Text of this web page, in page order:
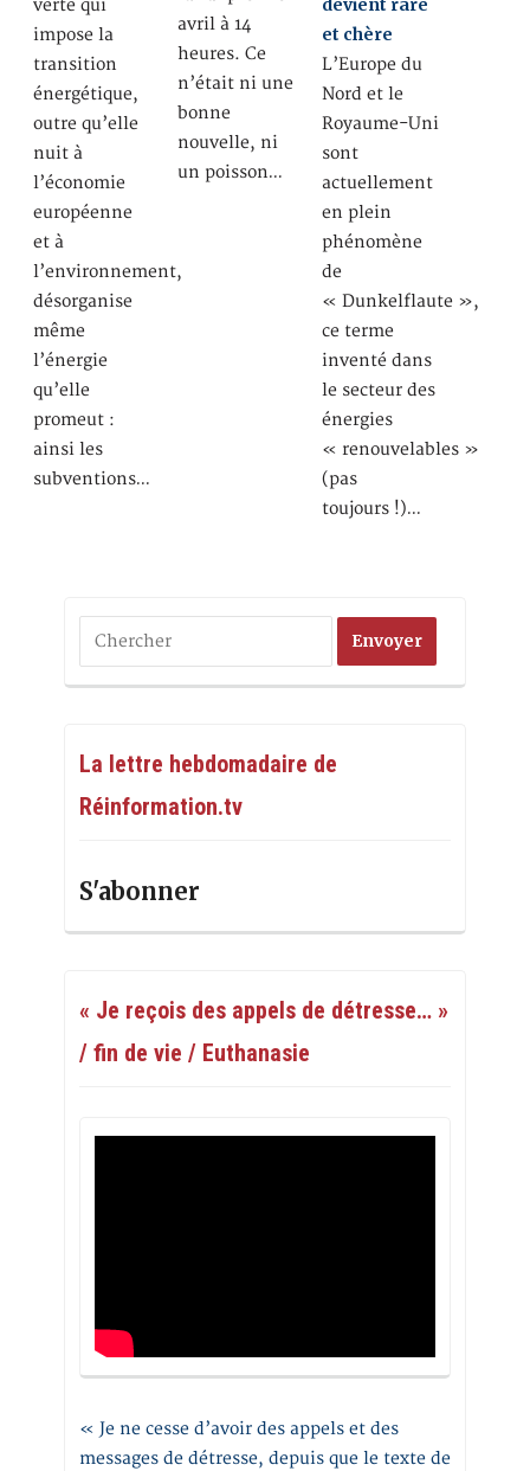
verte qui
impose la
transition
énergétique,
outre qu’elle
nuit à
l’économie
européenne
et à
l’environnement,
désorganise
même
l’énergie
qu’elle
promeut :
ainsi les
subventions…
avril à 14
heures. Ce
n’était ni une
bonne
nouvelle, ni
un poisson…
devient rare
et chère
L’Europe du
Nord et le
Royaume-Uni
sont
actuellement
en plein
phénomène
de
« Dunkelflaute »,
ce terme
inventé dans
le secteur des
énergies
« renouvelables »
(pas
toujours !)…
La lettre hebdomadaire de
Réinformation.tv
S'abonner
« Je reçois des appels de détresse… »
/ fin de vie / Euthanasie
« Je ne cesse d’avoir des appels et des
messages de détresse, depuis que le texte de